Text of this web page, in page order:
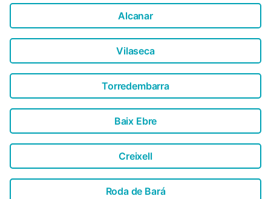
Alcanar
Vilaseca
Torredembarra
Baix Ebre
Creixell
Roda de Bará